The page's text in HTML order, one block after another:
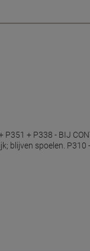
+ P338 - BIJ
blijven spoelen. P310